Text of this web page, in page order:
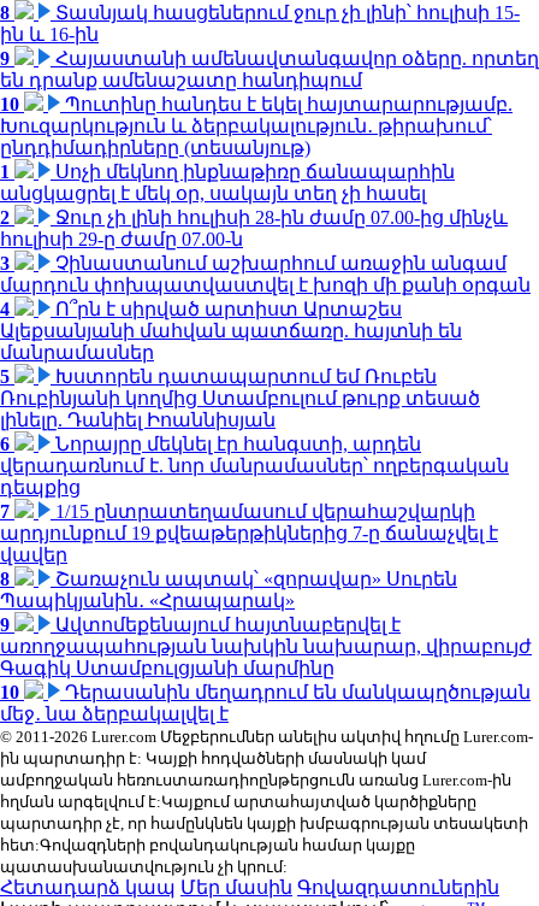
8
Տասնյակ հասցեներում ջուր չի լինի՝ հուլիսի 15-
ին և 16-ին
9
Հայաստանի ամենավտանգավոր օձերը. որտեղ
են դրանք ամենաշատը հանդիպում
10
Պուտինը հանդես է եկել հայտարարությամբ.
Խուզարկություն և ձերբակալություն․ թիրախում՝
ընդդիմադիրները (տեսանյութ)
1
Սոչի մեկնող ինքնաթիռը ճանապարհին
անցկացրել է մեկ օր, սակայն տեղ չի հասել
2
Ջուր չի լինի հուլիսի 28-ին ժամը 07.00-ից մինչև
հուլիսի 29-ը ժամը 07.00-ն
3
Չինաստանում աշխարհում առաջին անգամ
մարդուն փոխպատվաստվել է խոզի մի քանի օրգան
4
Ո՞րն է սիրված արտիստ Արտաշես
Ալեքսանյանի մահվան պատճառը. հայտնի են
մանրամասներ
5
Խստորեն դատապարտում եմ Ռուբեն
Ռուբինյանի կողմից Ստամբուլում թուրք տեսած
լինելը. Դանիել Իոաննիսյան
6
Նորայրը մեկնել էր հանգստի, արդեն
վերադառնում է. նոր մանրամասներ՝ ողբերգական
դեպքից
7
1/15 ընտրատեղամասում վերահաշվարկի
արդյունքում 19 քվեաթերթիկներից 7-ը ճանաչվել է
վավեր
8
Շառաչուն ապտակ՝ «զորավար» Սուրեն
Պապիկյանին․ «Հրապարակ»
9
Ավտոմեքենայում հայտնաբերվել է
առողջապահության նախկին նախարար, վիրաբույժ
Գագիկ Ստամբուլցյանի մարմինը
10
Դերասանին մեղադրում են մանկապղծության
մեջ․ նա ձերբակալվել է
© 2011-2026 Lurer.com Մեջբերումներ անելիս ակտիվ հղումը Lurer.com-
ին պարտադիր է: Կայքի հոդվածների մասնակի կամ
ամբողջական հեռուստառադիոընթերցումն առանց Lurer.com-ին
հղման արգելվում է:Կայքում արտահայտված կարծիքները
պարտադիր չէ, որ համընկնեն կայքի խմբագրության տեսակետի
հետ:Գովազդների բովանդակության համար կայքը
պատասխանատվություն չի կրում:
Հետադարձ կապ Մեր մասին Գովազդատուներին